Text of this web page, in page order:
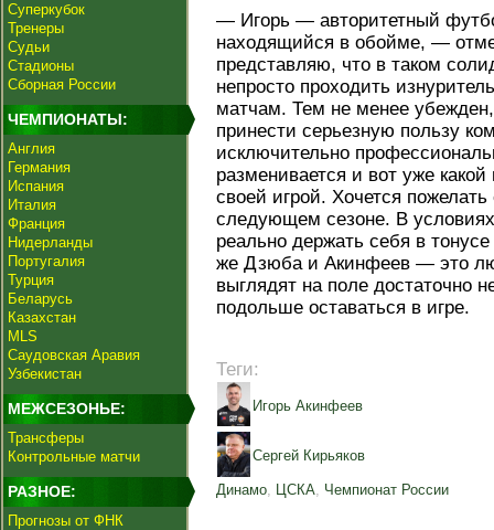
Суперкубок
Тренеры
Судьи
Стадионы
Сборная России
ЧЕМПИОНАТЫ:
Англия
Германия
Испания
Италия
Франция
Нидерланды
Португалия
Турция
Беларусь
Казахстан
MLS
Саудовская Аравия
Узбекистан
МЕЖСЕЗОНЬЕ:
Трансферы
Контрольные матчи
РАЗНОЕ:
Прогнозы от ФНК
— Игорь — авторитетный
находящийся в обойме, —
представляю, что в таком
непросто проходить
матчам. Тем не менее
принести серьезную пользу
исключительно
разменивается и вот уже
своей игрой. Хочется
следующем сезоне. В
реально держать себя в
же Дзюба и Акинфеев — это
выглядят на поле достаточно
подольше оставаться в игре.
Теги:
Игорь Акинфеев
Сергей Кирьяков
Динамо, ЦСКА, Чемпионат России